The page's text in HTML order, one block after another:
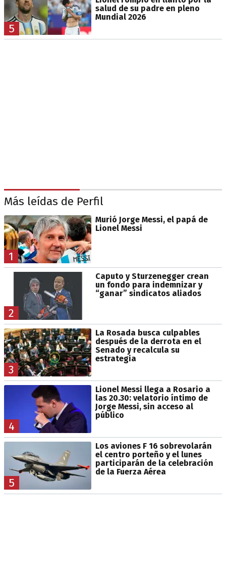
5
salud de su padre en pleno
Mundial 2026
Más leídas de Perfil
1
Murió Jorge Messi, el papá de
Lionel Messi
2
Caputo y Sturzenegger crean
un fondo para indemnizar y
“ganar” sindicatos aliados
3
La Rosada busca culpables
después de la derrota en el
Senado y recalcula su
estrategia
4
Lionel Messi llega a Rosario a
las 20.30: velatorio íntimo de
Jorge Messi, sin acceso al
público
5
Los aviones F 16 sobrevolarán
el centro porteño y el lunes
participarán de la celebración
de la Fuerza Aérea